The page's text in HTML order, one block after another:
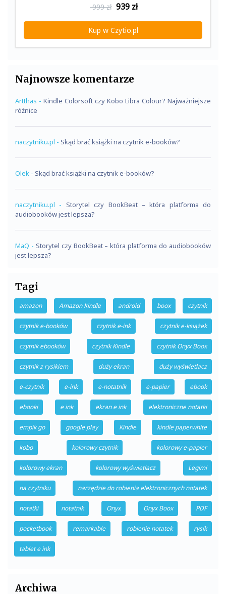
999 zł 939 zł
Kup w Czytio.pl
Najnowsze komentarze
Artthas - Kindle Colorsoft czy Kobo Libra Colour? Najważniejsze
różnice
naczytniku.pl - Skąd brać książki na czytnik e-booków?
Olek - Skąd brać książki na czytnik e-booków?
naczytniku.pl - Storytel czy BookBeat – która platforma do
audiobooków jest lepsza?
MaQ - Storytel czy BookBeat – która platforma do audiobooków
jest lepsza?
Tagi
amazon Amazon Kindle android boox czytnik
czytnik e-booków czytnik e-ink czytnik e-książek
czytnik ebooków czytnik Kindle czytnik Onyx Boox
czytnik z rysikiem duży ekran duży wyświetlacz
e-czytnik e-ink e-notatnik e-papier ebook
ebooki e ink ekran e ink elektroniczne notatki
empik go google play Kindle kindle paperwhite
kobo kolorowy czytnik kolorowy e-papier
kolorowy ekran kolorowy wyświetlacz Legimi
na czytniku narzędzie do robienia elektronicznych notatek
notatki notatnik Onyx Onyx Boox PDF
pocketbook remarkable robienie notatek rysik
tablet e ink
Archiwa